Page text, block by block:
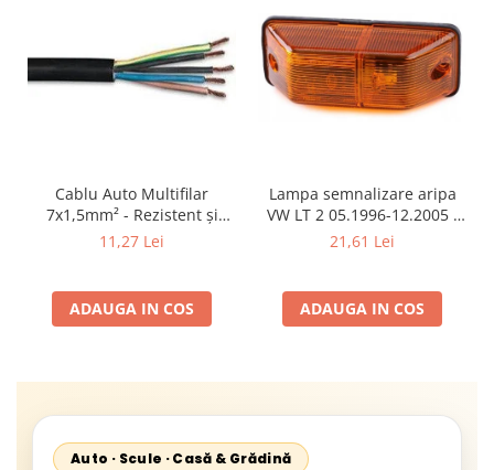
Cablu Auto Multifilar
7x1,5mm² - Rezistent și
Flexibil pentru Remorci 12V-
11,27 Lei
ADAUGA IN COS
Lampa semnalizare aripa
VW LT 2 05.1996-12.2005 ;
Mercedes Sprinter 1995-
Neoplan Euroliner,
Starliner,Centroliner,
21,61 Lei
ADAUGA IN COS
Auto · Scule · Casă & Grădină